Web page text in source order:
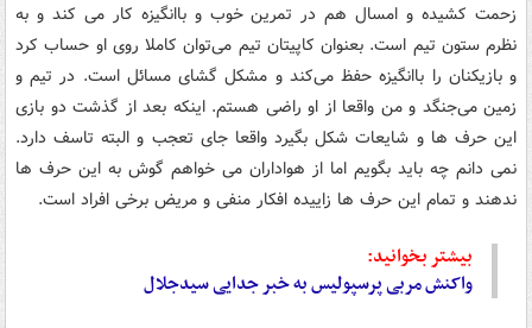
زحمت کشیده و امسال هم در تمرین خوب و باانگیزه کار می کند و به
نظرم ستون تیم است. بعنوان کاپیتان تیم می‌توان کاملا روی او حساب کرد
و بازیکنان را باانگیزه حفظ می‌کند و مشکل گشای مسائل است. در تیم و
زمین می‌جنگد و من واقعا از او راضی هستم. اینکه بعد از گذشت دو بازی
این حرف ها و شایعات شکل بگیرد واقعا جای تعجب و البته تاسف دارد.
نمی دانم چه باید بگویم اما از هواداران می خواهم گوش به این حرف ها
ندهند و تمام این حرف ها زاییده افکار منفی و مریض برخی افراد است.
بیشتر بخوانید:
واکنش مربی پرسپولیس به خبر جدایی سیدجلال